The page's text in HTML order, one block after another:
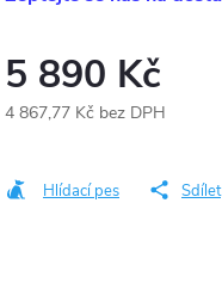
5 890 Kč
4 867,77 Kč bez DPH
Hlídací pes Sdílet